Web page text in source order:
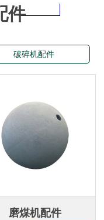
件
破碎机配件
磨煤机配件